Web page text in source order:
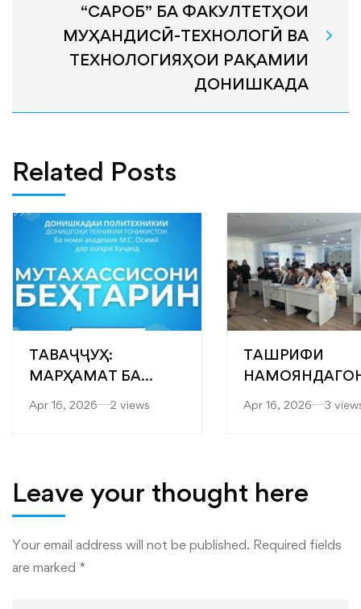
“САРОБ” БА ФАКУЛТЕТҲОИ
МУҲАНДИСӢ-ТЕХНОЛОГӢ ВА
ТЕХНОЛОГИЯҲОИ РАҚАМИИ
ДОНИШКАДА
Related Posts
ТАВАҶҶУҲ:
МАРҲАМАТ БА
“МУТАХАССИСОНИ
Apr 16, 2026 2 views
ТАШРИФИ
ФАКУЛТЕТҲОИ
РАҚАМИИ
Apr 16, 2026 3
Leave your thought here
Your email address will not be published. Required fields
are marked *